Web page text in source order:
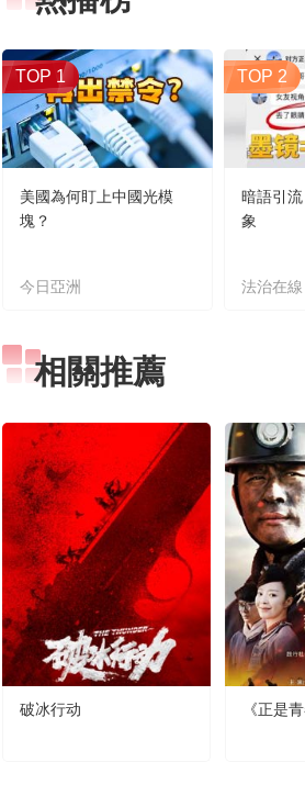
TOP 1
美國為何盯上中國光模
塊？
今日亞洲
TOP 2
暗語引
象
法治在線
相關推薦
破冰行动 《正是